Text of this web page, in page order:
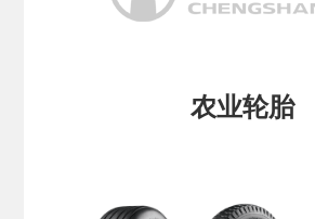
农业轮胎